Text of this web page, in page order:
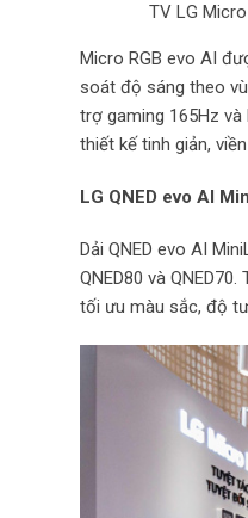
TV LG
Micro RGB evo AI
soát độ sáng theo
trợ gaming 165Hz
thiết kế tinh giản,
LG QNED evo AI
Dải QNED evo AI
QNED80 và
tối ưu màu sắc, độ